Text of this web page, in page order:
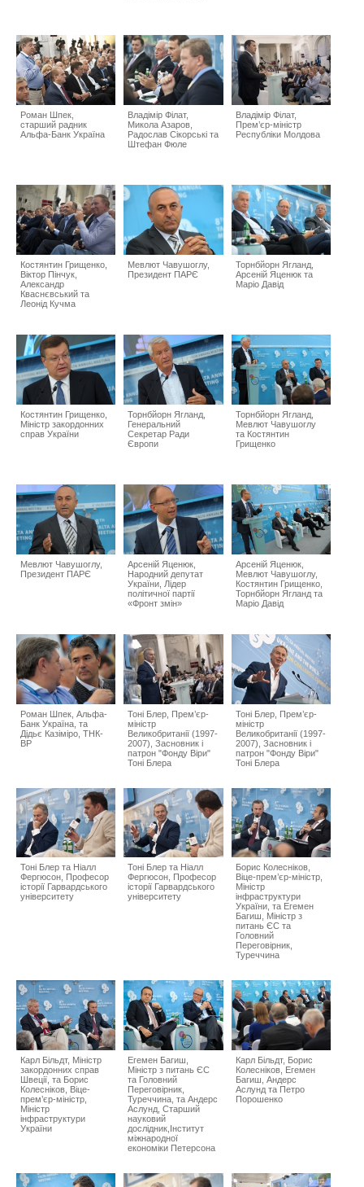
Роман Шпек,
старший радник
Альфа-Банк Україна
Владімір Філат,
Микола Азаров,
Радослав Сікорські та
Штефан Фюле
Владімір Філат,
Прем’єр-міністр
Республіки Молдова
Костянтин Грищенко,
Віктор Пінчук,
Александр
Кваснєвський та
Леонід Кучма
Мевлют Чавушоглу,
Президент ПАРЄ
Торнбйорн Ягланд,
Арсеній Яценюк та
Маріо Давід
Костянтин Грищенко,
Міністр закордонних
справ України
Торнбйорн Ягланд,
Генеральний
Секретар Ради
Європи
Торнбйорн Ягланд,
Мевлют Чавушоглу
та Костянтин
Грищенко
Мевлют Чавушоглу,
Президент ПАРЄ
Арсеній Яценюк,
Народний депутат
України, Лідер
політичної партії
«Фронт змін»
Арсеній Яценюк,
Мевлют Чавушоглу,
Костянтин Грищенко,
Торнбйорн Ягланд та
Маріо Давід
Роман Шпек, Альфа-
Банк Україна, та
Дідьє Казіміро, ТНК-
BP
Тоні Блер, Прем’єр-
міністр
Великобританії (1997-
2007), Засновник і
патрон "Фонду Віри"
Тоні Блера
Тоні Блер, Прем’єр-
міністр
Великобританії (1997-
2007), Засновник і
патрон "Фонду Віри"
Тоні Блера
Тоні Блер та Ніалл
Фергюсон, Професор
історії Гарвардського
університету
Тоні Блер та Ніалл
Фергюсон, Професор
історії Гарвардського
університету
Борис Колесніков,
Віце-прем’єр-міністр,
Міністр
інфраструктури
України, та Егемен
Багиш, Міністр з
питань ЄС та
Головний
Переговірник,
Туреччина
Карл Більдт, Міністр
закордонних справ
Швеції, та Борис
Колесніков, Віце-
прем’єр-міністр,
Міністр
інфраструктури
України
Егемен Багиш,
Міністр з питань ЄС
та Головний
Переговірник,
Туреччина, та Андерс
Аслунд, Старший
науковий
дослідник,Інститут
міжнародної
економіки Петерсона
Карл Більдт, Борис
Колесніков, Егемен
Багиш, Андерс
Аслунд та Петро
Порошенко